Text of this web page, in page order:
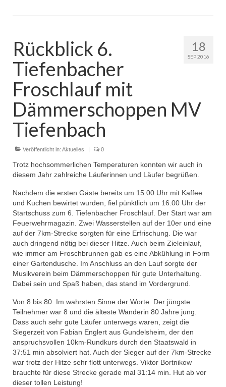
18
SEP 2016
Rückblick 6.
Tiefenbacher
Froschlauf mit
Dämmerschoppen MV
Tiefenbach
Veröffentlicht in: Aktuelles | 0
Trotz hochsommerlichen Temperaturen konnten wir auch in
diesem Jahr zahlreiche Läuferinnen und Läufer begrüßen.
Nachdem die ersten Gäste bereits um 15.00 Uhr mit Kaffee
und Kuchen bewirtet wurden, fiel pünktlich um 16.00 Uhr der
Startschuss zum 6. Tiefenbacher Froschlauf. Der Start war am
Feuerwehrmagazin. Zwei Wasserstellen auf der 10er und eine
auf der 7km-Strecke sorgten für eine Erfrischung. Die war
auch dringend nötig bei dieser Hitze. Auch beim Zieleinlauf,
wie immer am Froschbrunnen gab es eine Abkühlung in Form
einer Gartendusche. Im Anschluss an den Lauf sorgte der
Musikverein beim Dämmerschoppen für gute Unterhaltung.
Dabei sein und Spaß haben, das stand im Vordergrund.
Von 8 bis 80. Im wahrsten Sinne der Worte. Der jüngste
Teilnehmer war 8 und die älteste Wanderin 80 Jahre jung.
Dass auch sehr gute Läufer unterwegs waren, zeigt die
Siegerzeit von Fabian Englert aus Gundelsheim, der den
anspruchsvollen 10km-Rundkurs durch den Staatswald in
37:51 min absolviert hat. Auch der Sieger auf der 7km-Strecke
war trotz der Hitze sehr flott unterwegs. Viktor Bortnikow
brauchte für diese Strecke gerade mal 31:14 min. Hut ab vor
dieser tollen Leistung!